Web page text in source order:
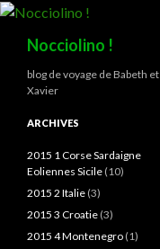
Nocciolino !
blog de voyage de Babeth et
Xavier
ARCHIVES
2015 1 Corse Sardaigne
Eoliennes Sicile (10)
2015 2 Italie (3)
2015 3 Croatie (3)
2015 4 Montenegro (1)